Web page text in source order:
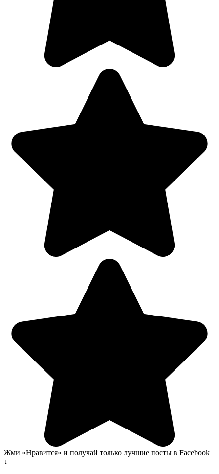
Жми «Нравится» и получай только лучшие посты в Facebook
↓